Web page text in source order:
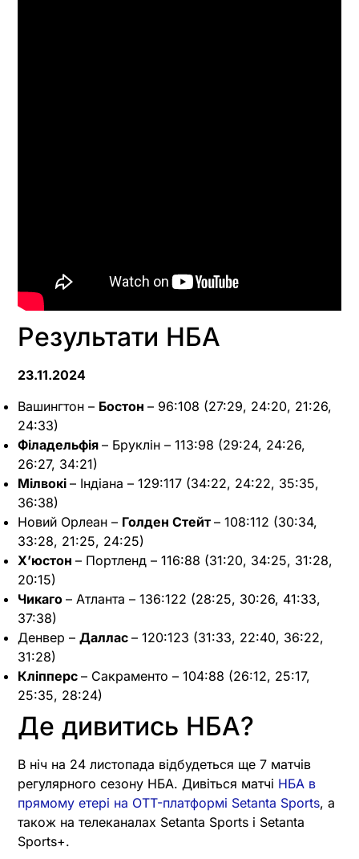
Результати НБА
23.11.2024
Вашингтон – Бостон – 96:108 (27:29, 24:20, 21:26,
24:33)
Філадельфія – Бруклін – 113:98 (29:24, 24:26,
26:27, 34:21)
Мілвокі – Індіана – 129:117 (34:22, 24:22, 35:35,
36:38)
Новий Орлеан – Голден Стейт – 108:112 (30:34,
33:28, 21:25, 24:25)
Х’юстон – Портленд – 116:88 (31:20, 34:25, 31:28,
20:15)
Чикаго – Атланта – 136:122 (28:25, 30:26, 41:33,
37:38)
Денвер – Даллас – 120:123 (31:33, 22:40, 36:22,
31:28)
Кліпперс – Сакраменто – 104:88 (26:12, 25:17,
25:35, 28:24)
Де дивитись НБА?
В ніч на 24 листопада відбудеться ще 7 матчів
регулярного сезону НБА. Дивіться матчі НБА в
прямому етері на OTT-платформі Setanta Sports, а
також на телеканалах Setanta Sports і Setanta
Sports+.